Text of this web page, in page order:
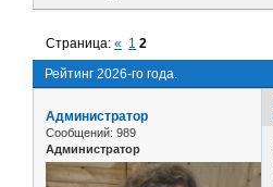
Рейтинг 2026-го года.
Страница:« 1 2
Администратор
Сообщений: 989
Администратор